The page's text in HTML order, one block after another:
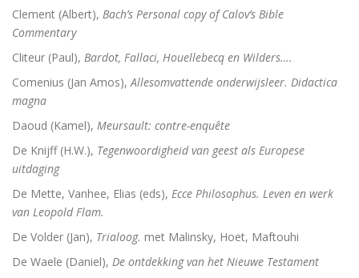
Bachs cantates, toen en nu
A New Science. The discovery of Religion
The Christians who became Jews. Acts of the
Heilige gezangen
Clement (Albert), Bach’s Personal copy of Calov’s Bible
Commentary
Cliteur (Paul), Bardot, Fallaci, Houellebecq en Wilders….
Comenius (Jan Amos),Allesomvattende onderwijsleer. Didactica
magna
Daoud (Kamel), Meursault: contre-enquête
De Knijff (H.W.), Tegenwoordigheid van geest als Europese
uitdaging
De Mette, Vanhee, Elias (eds), Ecce Philosophus. Leven en werk
van Leopold Flam.
De Volder (Jan), Trialoog. met Malinsky, Hoet, Maftouhi
De Waele (Daniel), De ontdekking van het Nieuwe Testament